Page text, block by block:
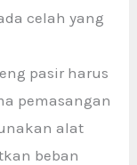
celah yang
pasir harus
pemasangan
alat
beban